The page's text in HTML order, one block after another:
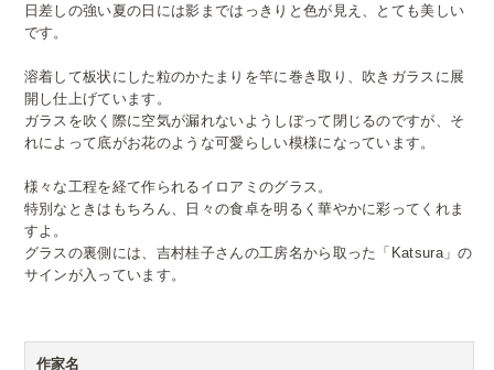
日差しの強い夏の日には影まではっきりと色が見え、とても美しい
です。
溶着して板状にした粒のかたまりを竿に巻き取り、吹きガラスに展
開し仕上げています。
ガラスを吹く際に空気が漏れないようしぼって閉じるのですが、そ
れによって底がお花のような可愛らしい模様になっています。
様々な工程を経て作られるイロアミのグラス。
特別なときはもちろん、日々の食卓を明るく華やかに彩ってくれま
すよ。
グラスの裏側には、吉村桂子さんの工房名から取った「Katsura」の
サインが入っています。
作家名